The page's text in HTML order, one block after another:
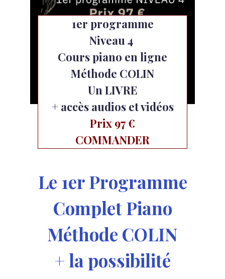
1er programme
Niveau 4
Cours piano en ligne
Méthode COLIN
Un LIVRE
+ accès audios et vidéos
Prix 97 €
COMMANDER
Le 1er Programme
Complet Piano
Méthode COLIN
+ la possibilité